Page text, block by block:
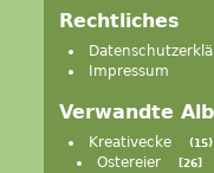
Rechtliches
Impressum
Verwandte
Kreativecke 15
Ostereier 26